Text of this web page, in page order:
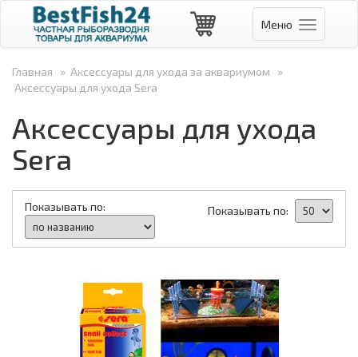
Меню
Главная » Аксессуары для ухода за аквариумом »
Аксессуары для ухода Sera
Аксессуары для ухода
Sera
Показывать по:
Показывать по: